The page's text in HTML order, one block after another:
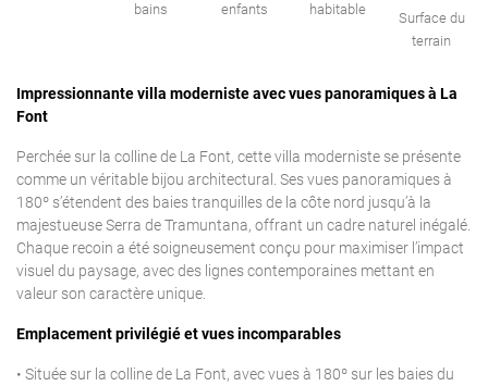
bains
enfants
habitable
Surface du
terrain
Impressionnante villa moderniste avec vues panoramiques à La
Font
Perchée sur la colline de La Font, cette villa moderniste se présente
comme un véritable bijou architectural. Ses vues panoramiques à
180º s’étendent des baies tranquilles de la côte nord jusqu’à la
majestueuse Serra de Tramuntana, offrant un cadre naturel inégalé.
Chaque recoin a été soigneusement conçu pour maximiser l’impact
visuel du paysage, avec des lignes contemporaines mettant en
valeur son caractère unique.
Emplacement privilégié et vues incomparables
• Située sur la colline de La Font, avec vues à 180º sur les baies du